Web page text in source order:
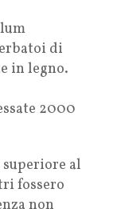
di
in legno.
2000
superiore al
fossero